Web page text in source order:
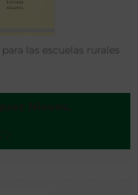
las escuelas rurales